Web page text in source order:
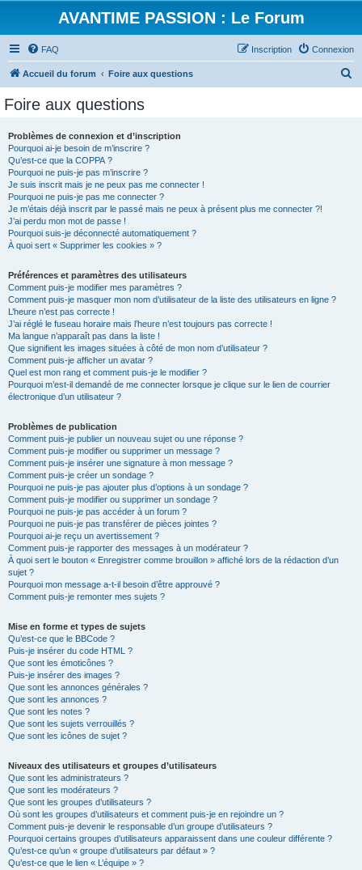
AVANTIME PASSION : Le Forum
FAQ Connexion
Inscription
Accueil du forum Foire aux questions
Foire aux questions
Problèmes de connexion et d’inscription
Pourquoi ai-je besoin de m’inscrire ?
Qu’est-ce que la COPPA ?
Pourquoi ne puis-je pas m’inscrire ?
Je suis inscrit mais je ne peux pas me connecter !
Pourquoi ne puis-je pas me connecter ?
Je m’étais déjà inscrit par le passé mais ne peux à présent plus me connecter ?!
J’ai perdu mon mot de passe !
Pourquoi suis-je déconnecté automatiquement ?
À quoi sert « Supprimer les cookies » ?
Préférences et paramètres des utilisateurs
Comment puis-je modifier mes paramètres ?
Comment puis-je masquer mon nom d’utilisateur de la liste des utilisateurs en ligne ?
L’heure n’est pas correcte !
J’ai réglé le fuseau horaire mais l’heure n’est toujours pas correcte !
Ma langue n’apparaît pas dans la liste !
Que signifient les images situées à côté de mon nom d’utilisateur ?
Comment puis-je afficher un avatar ?
Quel est mon rang et comment puis-je le modifier ?
Pourquoi m’est-il demandé de me connecter lorsque je clique sur le lien de courrier
électronique d’un utilisateur ?
Problèmes de publication
Comment puis-je publier un nouveau sujet ou une réponse ?
Comment puis-je modifier ou supprimer un message ?
Comment puis-je insérer une signature à mon message ?
Comment puis-je créer un sondage ?
Pourquoi ne puis-je pas ajouter plus d’options à un sondage ?
Comment puis-je modifier ou supprimer un sondage ?
Pourquoi ne puis-je pas accéder à un forum ?
Pourquoi ne puis-je pas transférer de pièces jointes ?
Pourquoi ai-je reçu un avertissement ?
Comment puis-je rapporter des messages à un modérateur ?
À quoi sert le bouton « Enregistrer comme brouillon » affiché lors de la rédaction d’un
sujet ?
Pourquoi mon message a-t-il besoin d’être approuvé ?
Comment puis-je remonter mes sujets ?
Mise en forme et types de sujets
Qu’est-ce que le BBCode ?
Puis-je insérer du code HTML ?
Que sont les émoticônes ?
Puis-je insérer des images ?
Que sont les annonces générales ?
Que sont les annonces ?
Que sont les notes ?
Que sont les sujets verrouillés ?
Que sont les icônes de sujet ?
Niveaux des utilisateurs et groupes d’utilisateurs
Que sont les administrateurs ?
Que sont les modérateurs ?
Que sont les groupes d’utilisateurs ?
Où sont les groupes d’utilisateurs et comment puis-je en rejoindre un ?
Comment puis-je devenir le responsable d’un groupe d’utilisateurs ?
Pourquoi certains groupes d’utilisateurs apparaissent dans une couleur différente ?
Qu’est-ce qu’un « groupe d’utilisateurs par défaut » ?
Qu’est-ce que le lien « L’équipe » ?